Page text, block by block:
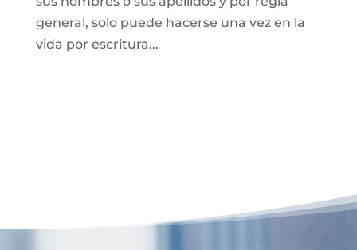
general, solo puede hacerse una vez en la
vida por escritura...